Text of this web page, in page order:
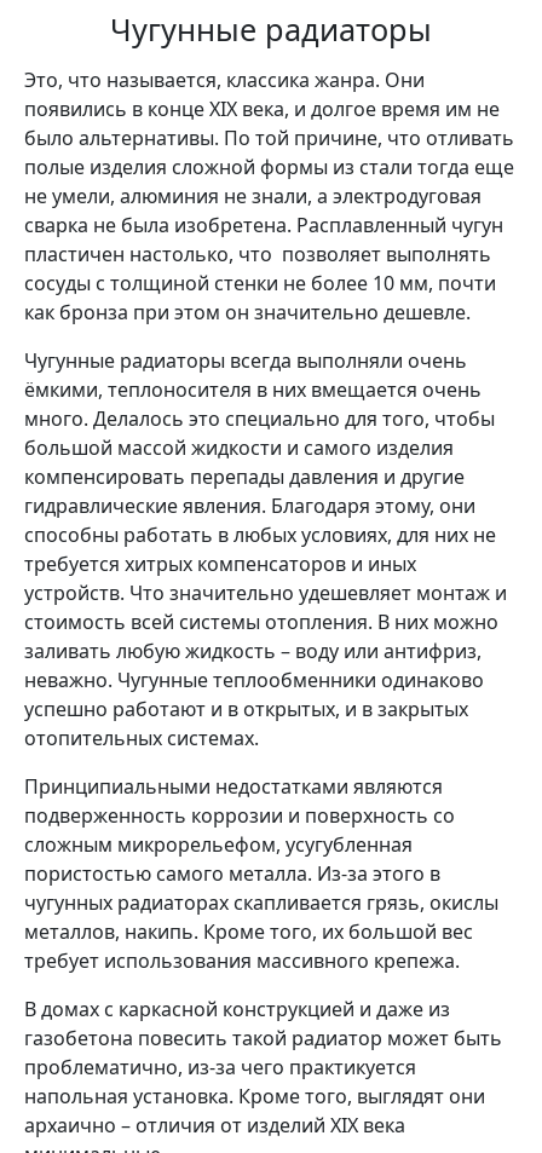
Чугунные радиаторы
Это, что называется, классика жанра. Они
появились в конце XIX века, и долгое время им не
было альтернативы. По той причине, что отливать
полые изделия сложной формы из стали тогда еще
не умели, алюминия не знали, а электродуговая
сварка не была изобретена. Расплавленный чугун
пластичен настолько, что позволяет выполнять
сосуды с толщиной стенки не более 10 мм, почти
как бронза при этом он значительно дешевле.
Чугунные радиаторы всегда выполняли очень
ёмкими, теплоносителя в них вмещается очень
много. Делалось это специально для того, чтобы
большой массой жидкости и самого изделия
компенсировать перепады давления и другие
гидравлические явления. Благодаря этому, они
способны работать в любых условиях, для них не
требуется хитрых компенсаторов и иных
устройств. Что значительно удешевляет монтаж и
стоимость всей системы отопления. В них можно
заливать любую жидкость – воду или антифриз,
неважно. Чугунные теплообменники одинаково
успешно работают и в открытых, и в закрытых
отопительных системах.
Принципиальными недостатками являются
подверженность коррозии и поверхность со
сложным микрорельефом, усугубленная
пористостью самого металла. Из-за этого в
чугунных радиаторах скапливается грязь, окислы
металлов, накипь. Кроме того, их большой вес
требует использования массивного крепежа.
В домах с каркасной конструкцией и даже из
газобетона повесить такой радиатор может быть
проблематично, из-за чего практикуется
напольная установка. Кроме того, выглядят они
архаично – отличия от изделий XIX века